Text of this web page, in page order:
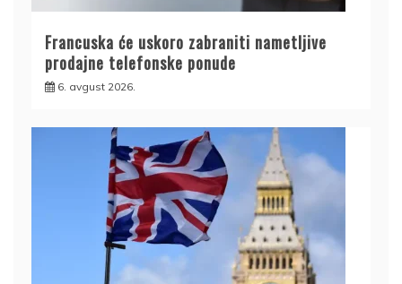
Francuska će uskoro zabraniti nametljive
prodajne telefonske ponude
6. avgust 2026.